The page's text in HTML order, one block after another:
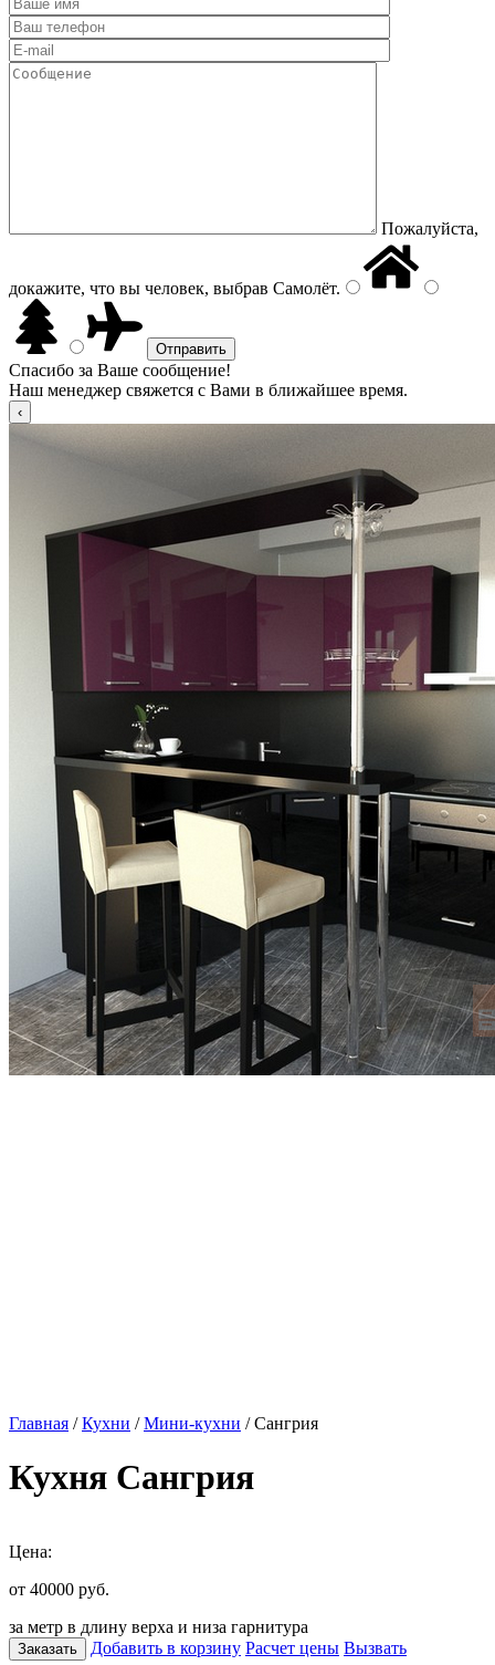
Пожалуйста,
докажите, что вы человек, выбрав Самолёт.
Спасибо за Ваше сообщение!
Наш менеджер свяжется с Вами в ближайшее время.
Главная /Кухни /Мини-кухни / Сангрия
Кухня Сангрия
Цена:
от 40000 руб.
за метр в длину верха и низа гарнитура
Заказать Добавить в корзину Расчет цены Вызвать